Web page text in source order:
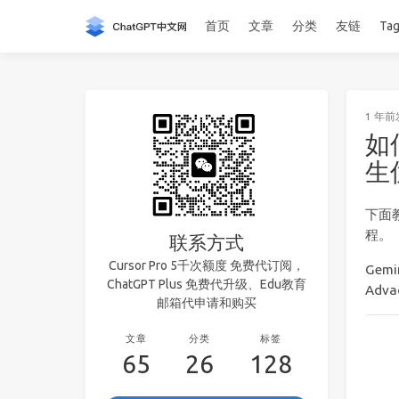
首页 文章 分类 友链
1 年前
如
生
下面
程。
联系方式
Cursor Pro 5千次额度 免费代订阅，
ChatGPT Plus 免费代升级、Edu教育
邮箱代申请和购买
文章
65
分类
26
标签
128